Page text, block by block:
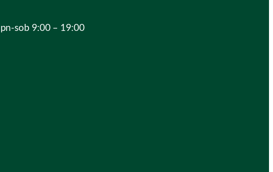
pn-sob 9:00 – 19:00